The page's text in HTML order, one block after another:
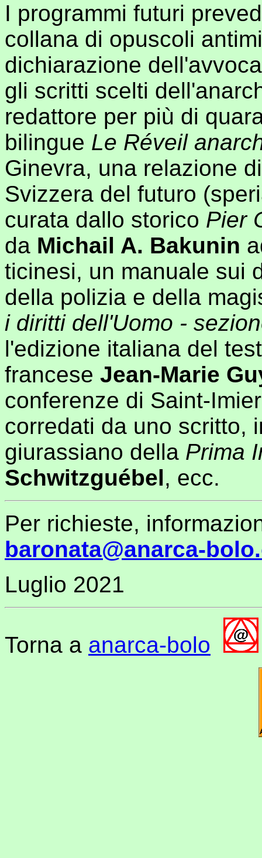
I programmi futuri
collana di opuscoli
dichiarazione
gli scritti scelti
redattore per più di
bilingue Le Réveil
Ginevra, una relazione
Svizzera del futuro
curata dallo storico Pier
da Michail A. Bakunin
ticinesi, un manuale sui
della polizia e della
i diritti dell'Uomo -
l'edizione italiana del
francese Jean-Marie
conferenze di Saint-
corredati da uno scritto,
giurassiano della Prima
Schwitzguébel, ecc.
Per richieste,
baronata@anarca-
Luglio 2021
Torna a anarca-bolo